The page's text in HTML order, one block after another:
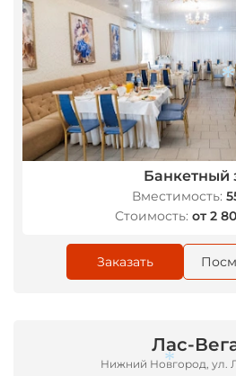
Банкетный
Вместимость:
Стоимость: от 2
Заказать
Лас-
Нижний Новгород, ул.
*